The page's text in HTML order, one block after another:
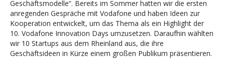
Geschäftsmodelle“. Bereits im Sommer hatten wir die ersten
anregenden Gespräche mit Vodafone und haben Ideen zur
Kooperation entwickelt, um das Thema als ein Highlight der
10. Vodafone Innovation Days umzusetzen. Daraufhin wählten
wir 10 Startups aus dem Rheinland aus, die ihre
Geschäftsideen in Kürze einem großen Publikum präsentieren.